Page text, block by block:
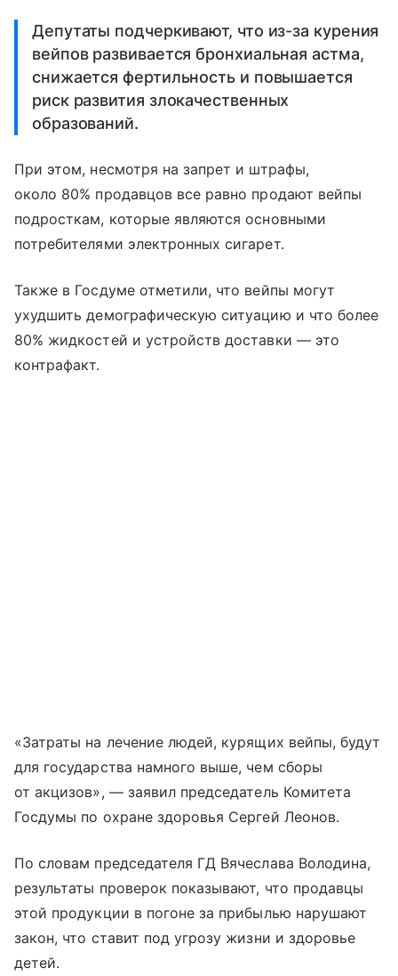
Депутаты подчеркивают, что из-за курения
вейпов развивается бронхиальная астма,
снижается фертильность и повышается
риск развития злокачественных
образований.
При этом, несмотря на запрет и штрафы,
около 80% продавцов все равно продают вейпы
подросткам, которые являются основными
потребителями электронных сигарет.
Также в Госдуме отметили, что вейпы могут
ухудшить демографическую ситуацию и что более
80% жидкостей и устройств доставки — это
контрафакт.
«Затраты на лечение людей, курящих вейпы, будут
для государства намного выше, чем сборы
от акцизов», — заявил председатель Комитета
Госдумы по охране здоровья Сергей Леонов.
По словам председателя ГД Вячеслава Володина,
результаты проверок показывают, что продавцы
этой продукции в погоне за прибылью нарушают
закон, что ставит под угрозу жизни и здоровье
детей.